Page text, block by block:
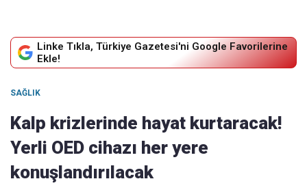
Linke Tıkla, Türkiye Gazetesi'ni Google Favorilerine
Ekle!
SAĞLIK
Kalp krizlerinde hayat kurtaracak!
Yerli OED cihazı her yere
konuşlandırılacak